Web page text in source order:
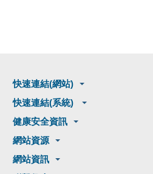
快速連結(網站)
快速連結(系統)
健康安全資訊
網站資源
網站資訊